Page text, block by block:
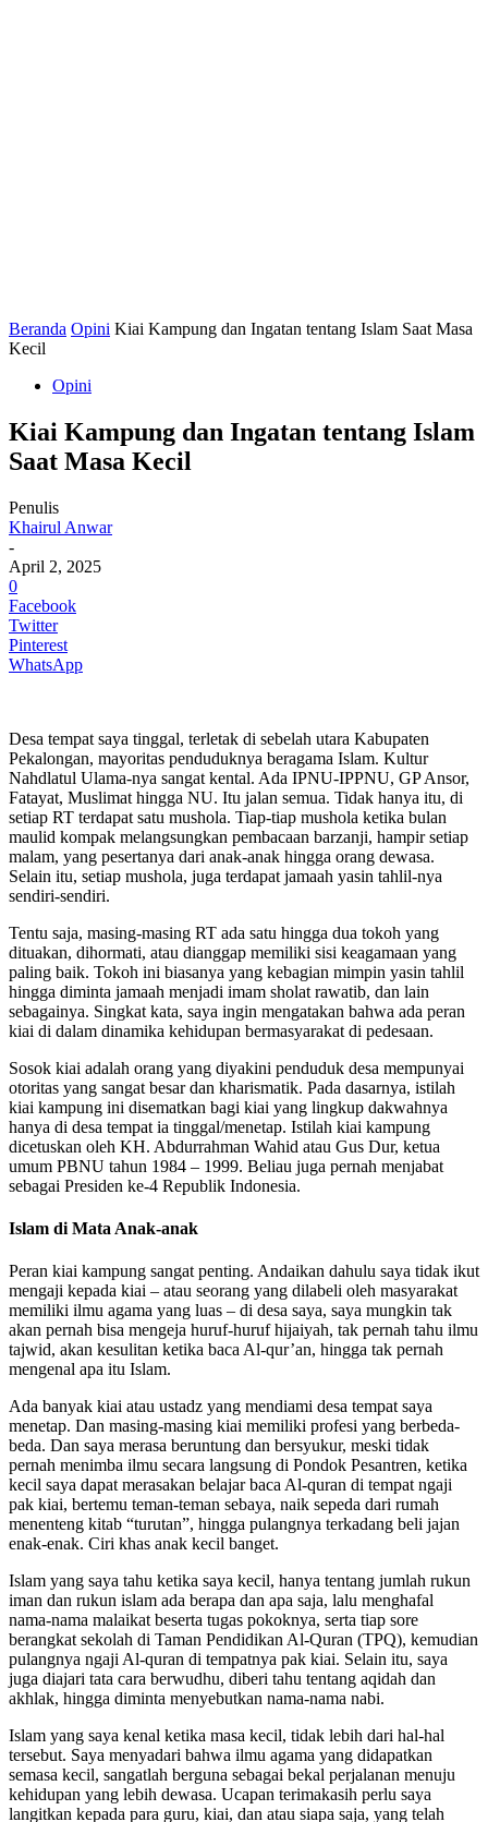
Beranda Opini Kiai Kampung dan Ingatan tentang Islam Saat Masa
Kecil
Opini
Kiai Kampung dan Ingatan tentang Islam
Saat Masa Kecil
Penulis
Khairul Anwar
-
April 2, 2025
0
Facebook
Twitter
Pinterest
WhatsApp
Desa tempat saya tinggal, terletak di sebelah utara Kabupaten
Pekalongan, mayoritas penduduknya beragama Islam. Kultur
Nahdlatul Ulama-nya sangat kental. Ada IPNU-IPPNU, GP Ansor,
Fatayat, Muslimat hingga NU. Itu jalan semua. Tidak hanya itu, di
setiap RT terdapat satu mushola. Tiap-tiap mushola ketika bulan
maulid kompak melangsungkan pembacaan barzanji, hampir setiap
malam, yang pesertanya dari anak-anak hingga orang dewasa.
Selain itu, setiap mushola, juga terdapat jamaah yasin tahlil-nya
sendiri-sendiri.
Tentu saja, masing-masing RT ada satu hingga dua tokoh yang
dituakan, dihormati, atau dianggap memiliki sisi keagamaan yang
paling baik. Tokoh ini biasanya yang kebagian mimpin yasin tahlil
hingga diminta jamaah menjadi imam sholat rawatib, dan lain
sebagainya. Singkat kata, saya ingin mengatakan bahwa ada peran
kiai di dalam dinamika kehidupan bermasyarakat di pedesaan.
Sosok kiai adalah orang yang diyakini penduduk desa mempunyai
otoritas yang sangat besar dan kharismatik. Pada dasarnya, istilah
kiai kampung ini disematkan bagi kiai yang lingkup dakwahnya
hanya di desa tempat ia tinggal/menetap. Istilah kiai kampung
dicetuskan oleh KH. Abdurrahman Wahid atau Gus Dur, ketua
umum PBNU tahun 1984 – 1999. Beliau juga pernah menjabat
sebagai Presiden ke-4 Republik Indonesia.
Islam di Mata Anak-anak
Peran kiai kampung sangat penting. Andaikan dahulu saya tidak ikut
mengaji kepada kiai – atau seorang yang dilabeli oleh masyarakat
memiliki ilmu agama yang luas – di desa saya, saya mungkin tak
akan pernah bisa mengeja huruf-huruf hijaiyah, tak pernah tahu ilmu
tajwid, akan kesulitan ketika baca Al-qur’an, hingga tak pernah
mengenal apa itu Islam.
Ada banyak kiai atau ustadz yang mendiami desa tempat saya
menetap. Dan masing-masing kiai memiliki profesi yang berbeda-
beda. Dan saya merasa beruntung dan bersyukur, meski tidak
pernah menimba ilmu secara langsung di Pondok Pesantren, ketika
kecil saya dapat merasakan belajar baca Al-quran di tempat ngaji
pak kiai, bertemu teman-teman sebaya, naik sepeda dari rumah
menenteng kitab “turutan”, hingga pulangnya terkadang beli jajan
enak-enak. Ciri khas anak kecil banget.
Islam yang saya tahu ketika saya kecil, hanya tentang jumlah rukun
iman dan rukun islam ada berapa dan apa saja, lalu menghafal
nama-nama malaikat beserta tugas pokoknya, serta tiap sore
berangkat sekolah di Taman Pendidikan Al-Quran (TPQ), kemudian
pulangnya ngaji Al-quran di tempatnya pak kiai. Selain itu, saya
juga diajari tata cara berwudhu, diberi tahu tentang aqidah dan
akhlak, hingga diminta menyebutkan nama-nama nabi.
Islam yang saya kenal ketika masa kecil, tidak lebih dari hal-hal
tersebut. Saya menyadari bahwa ilmu agama yang didapatkan
semasa kecil, sangatlah berguna sebagai bekal perjalanan menuju
kehidupan yang lebih dewasa. Ucapan terimakasih perlu saya
langitkan kepada para guru, kiai, dan atau siapa saja, yang telah